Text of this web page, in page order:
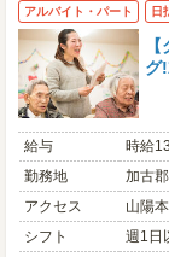
アルバイト・パート 日
グ
給与
時給
勤務地
加古郡
アクセス
山陽
シフト
週1日